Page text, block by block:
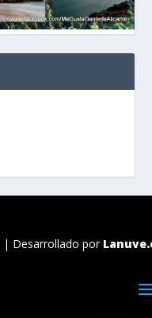
| Desarrollado por